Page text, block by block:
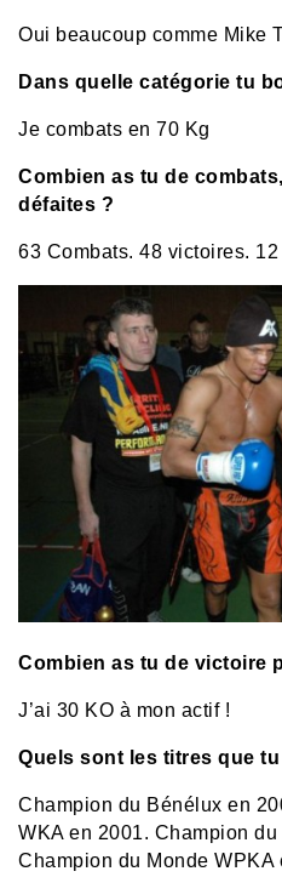
Oui beaucoup comme Mike
Dans quelle catégorie tu
Je combats en 70 Kg
Combien as tu de
défaites ?
63 Combats. 48 victoires.
Combien as tu de victoire
J’ai 30 KO à mon actif !
Quels sont les titres que
Champion du Bénélux en
WKA en 2001. Champion
Champion du Monde WPKA